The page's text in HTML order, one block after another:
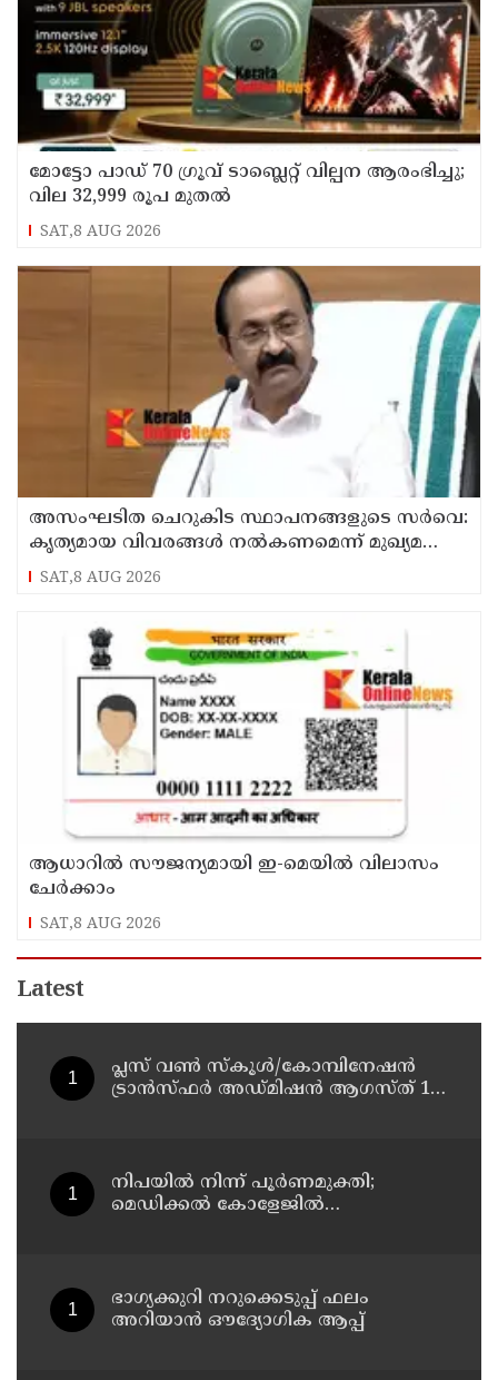
മോട്ടോ പാഡ് 70 ഗ്രൂവ് ടാബ്ലെറ്റ് വില്പന ആരംഭിച്ചു;
വില 32,999 രൂപ മുതൽ
SAT,8 AUG 2026
അസംഘടിത ചെറുകിട സ്ഥാപനങ്ങളുടെ സർവെ:
കൃത്യമായ വിവരങ്ങൾ നൽകണമെന്ന് മുഖ്യമന്ത്രി
വി ഡി സതീശൻ
SAT,8 AUG 2026
ആധാറിൽ സൗജന്യമായി ഇ-മെയിൽ വിലാസം
ചേർക്കാം
SAT,8 AUG 2026
Latest
പ്ലസ് വൺ സ്‌കൂൾ/കോമ്പിനേഷൻ
ട്രാൻസ്ഫർ അഡ്മിഷൻ ആഗസ്ത് 10,
നിപയിൽ നിന്ന് പൂർണമുക്തി;
മെഡിക്കൽ കോളേജിൽ
ഭാഗ്യക്കുറി നറുക്കെടുപ്പ് ഫലം
അറിയാൻ ഔദ്യോഗിക ആപ്പ്